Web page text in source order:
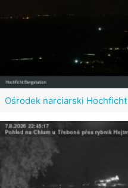
Ośrodek narciarski Hochficht